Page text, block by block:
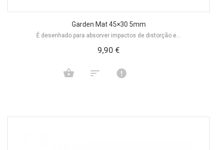
Garden Mat 45×30 5mm
É desenhado para absorver impactos de distorção e...
9,90 €